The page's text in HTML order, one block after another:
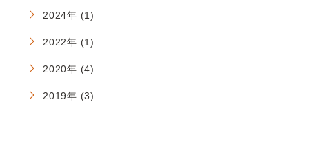
2024年 (1)
2022年 (1)
2020年 (4)
2019年 (3)